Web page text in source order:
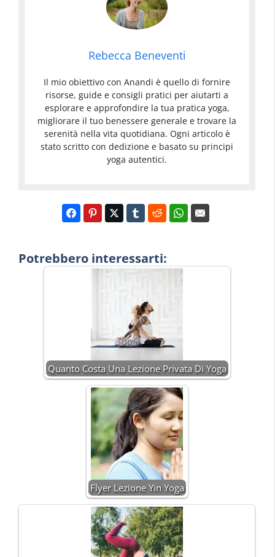
Rebecca Beneventi
Il mio obiettivo con Anandi è quello di fornire
risorse, guide e consigli pratici per aiutarti a
esplorare e approfondire la tua pratica yoga,
migliorare il tuo benessere generale e trovare la
serenità nella vita quotidiana. Ogni articolo è
stato scritto con dedizione e basato su principi
yoga autentici.
Potrebbero interessarti:
Quanto Costa Una Lezione Privata Di Yoga
Flyer Lezione Yin Yoga